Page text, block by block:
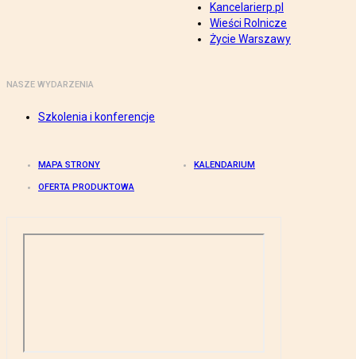
Kancelarierp.pl
Wieści Rolnicze
Życie Warszawy
NASZE WYDARZENIA
Szkolenia i konferencje
MAPA STRONY KALENDARIUM
OFERTA PRODUKTOWA